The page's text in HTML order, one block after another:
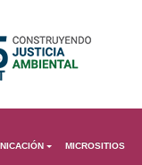
MICROSITIOS